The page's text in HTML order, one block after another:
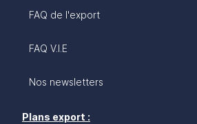
FAQ de l'export
FAQ V.I.E
Nos newsletters
Plans export :